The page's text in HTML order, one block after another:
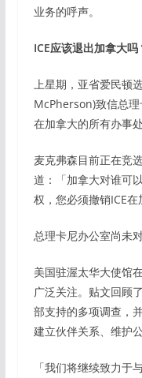
业务的呼声。
ICE应该退出加拿大吗
上星期，亚省爱民顿
McPherson)致信总
在加拿大的所有办事处
麦克弗森目前正在竞
道：「加拿大对谁可
权，您必须撤销ICE在
总理卡尼办公室尚未
美国驻渥太华大使馆
广泛关注。贴文回顾
部支持的多项调查，
建立伙伴关系、维护
「我们将继续致力于